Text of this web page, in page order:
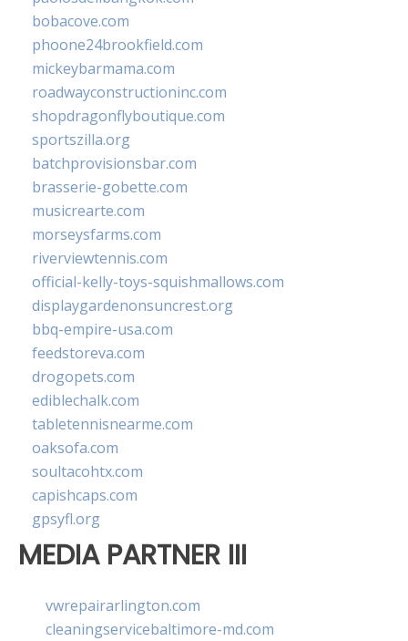
bobacove.com
phoone24brookfield.com
mickeybarmama.com
roadwayconstructioninc.com
shopdragonflyboutique.com
sportszilla.org
batchprovisionsbar.com
brasserie-gobette.com
musicrearte.com
morseysfarms.com
riverviewtennis.com
official-kelly-toys-squishmallows.com
displaygardenonsuncrest.org
bbq-empire-usa.com
feedstoreva.com
drogopets.com
ediblechalk.com
tabletennisnearme.com
oaksofa.com
soultacohtx.com
capishcaps.com
gpsyfl.org
MEDIA PARTNER III
vwrepairarlington.com
cleaningservicebaltimore-md.com